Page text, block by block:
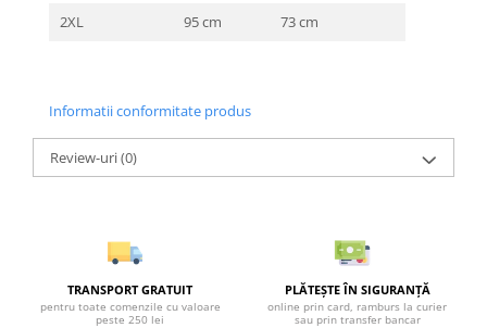
2XL
95 cm 73 cm
Informatii conformitate produs
Review-uri(0)
TRANSPORT GRATUIT
pentru toate comenzile cu valoare
peste 250 lei
PLĂTEȘTE ÎN SIGURANȚĂ
online prin card, ramburs la curier
sau prin transfer bancar